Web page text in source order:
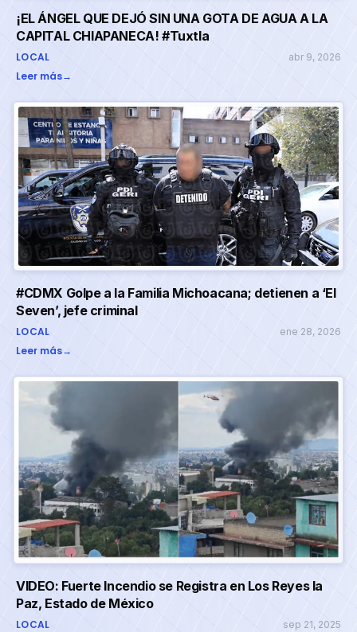
¡EL ÁNGEL QUE DEJÓ SIN UNA GOTA DE AGUA A LA
CAPITAL CHIAPANECA! #Tuxtla
LOCAL abr 9, 2026
Leer más→
#CDMX Golpe a la Familia Michoacana; detienen a ‘El
Seven’, jefe criminal
LOCAL ene 28, 2026
Leer más→
VIDEO: Fuerte Incendio se Registra en Los Reyes la
Paz, Estado de México
LOCAL sep 21, 2025